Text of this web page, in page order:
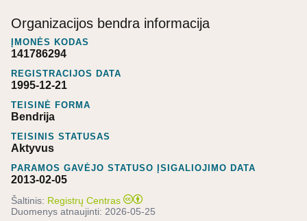
Organizacijos bendra informacija
ĮMONĖS KODAS
141786294
REGISTRACIJOS DATA
1995-12-21
TEISINĖ FORMA
Bendrija
TEISINIS STATUSAS
Aktyvus
PARAMOS GAVĖJO STATUSO ĮSIGALIOJIMO DATA
2013-02-05
Šaltinis: Registrų Centras
Duomenys atnaujinti: 2026-05-25